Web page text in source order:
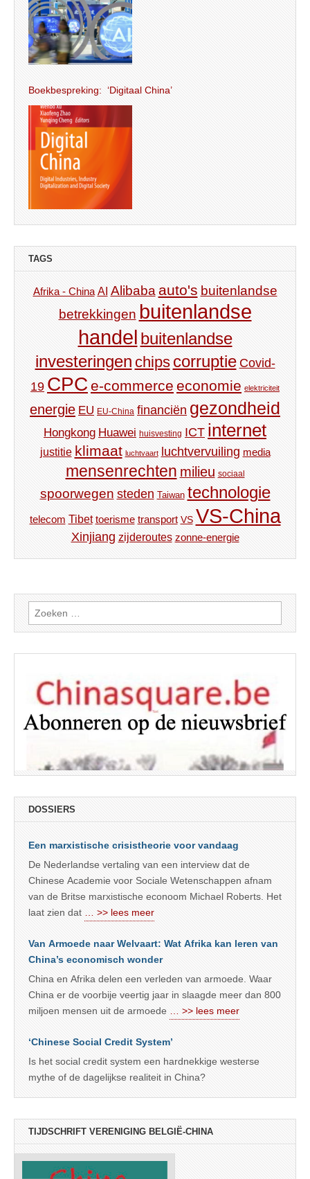
Boekbespreking: ‘Digitaal China’
TAGS
Afrika - China AI Alibaba auto's buitenlandse
betrekkingen buitenlandse
handel buitenlandse
investeringen chips corruptie Covid-
19 CPC e-commerce economie elektriciteit
energie EU EU-China financiën gezondheid
Hongkong Huawei huisvesting ICT internet
justitie klimaat luchtvaart luchtvervuiling media
mensenrechten milieu sociaal
spoorwegen steden Taiwan technologie
telecom Tibet toerisme transport VS VS-China
Xinjiang zijderoutes zonne-energie
Zoeken
naar:
DOSSIERS
Een marxistische crisistheorie voor vandaag
De Nederlandse vertaling van een interview dat de
Chinese Academie voor Sociale Wetenschappen afnam
van de Britse marxistische econoom Michael Roberts. Het
laat zien dat
… >> lees meer
Van Armoede naar Welvaart: Wat Afrika kan leren van
China’s economisch wonder
China en Afrika delen een verleden van armoede. Waar
China er de voorbije veertig jaar in slaagde meer dan 800
miljoen mensen uit de armoede
… >> lees meer
‘Chinese Social Credit System’
Is het social credit system een hardnekkige westerse
mythe of de dagelijkse realiteit in China?
TIJDSCHRIFT VERENIGING BELGIË-CHINA